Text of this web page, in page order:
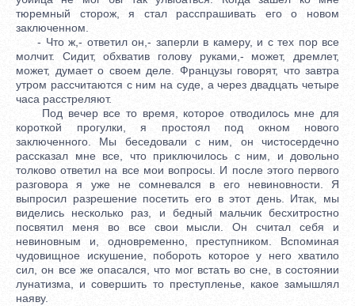
тюремный сторож, я стал расспрашивать его о новом
заключенном.
- Что ж,- ответил он,- заперли в камеру, и с тех пор все
молчит. Сидит, обхватив голову руками,- может, дремлет,
может, думает о своем деле. Французы говорят, что завтра
утром рассчитаются с ним на суде, а через двадцать четыре
часа расстреляют.
Под вечер все то время, которое отводилось мне для
короткой прогулки, я простоял под окном нового
заключенного. Мы беседовали с ним, он чистосердечно
рассказал мне все, что приключилось с ним, и довольно
толково ответил на все мои вопросы. И после этого первого
разговора я уже не сомневался в его невиновности. Я
выпросил разрешение посетить его в этот день. Итак, мы
виделись несколько раз, и бедный мальчик бесхитростно
посвятил меня во все свои мысли. Он считал себя и
невиновным и, одновременно, преступником. Вспоминая
чудовищное искушение, побороть которое у него хватило
сил, он все же опасался, что мог встать во сне, в состоянии
лунатизма, и совершить то преступленье, какое замышлял
наяву.